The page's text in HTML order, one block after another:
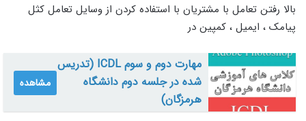
بالا رفتن تعامل با مشتریان با استفاده کردن از وسایل تعامل کثل
پیامک ، ایمیل ، کمپین در
مهارت دوم و سوم ICDL (تدریس
شده در جلسه دوم دانشگاه
هرمزگان)
مشاهده